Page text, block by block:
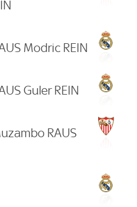
Modric REIN
Guler REIN
RAUS